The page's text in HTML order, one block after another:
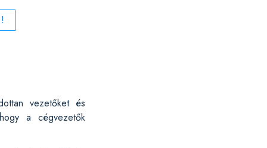
vezetőket és
a cégvezetők